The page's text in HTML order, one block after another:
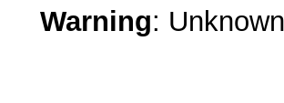
Warning: